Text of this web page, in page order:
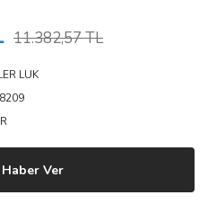
11.382,57 TL
LUK
Ver